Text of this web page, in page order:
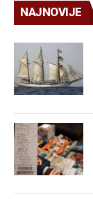
NAJNOVIJE